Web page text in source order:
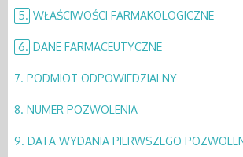
5. WŁAŚCIWOŚCI FARMAKOLOGICZNE
6. DANE FARMACEUTYCZNE
7. PODMIOT ODPOWIEDZIALNY
8. NUMER POZWOLENIA
9. DATA WYDANIA PIERWSZEGO